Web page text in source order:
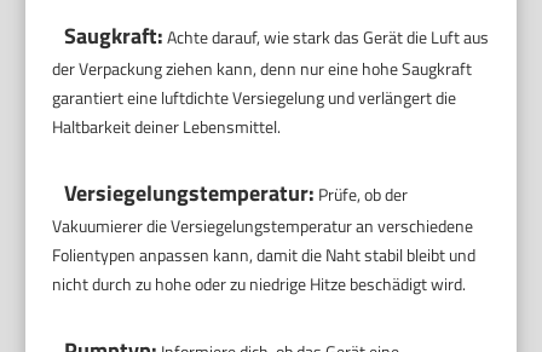
Saugkraft:Achte darauf, wie stark das Gerät die Luft aus
der Verpackung ziehen kann, denn nur eine hohe Saugkraft
garantiert eine luftdichte Versiegelung und verlängert die
Haltbarkeit deiner Lebensmittel.
Versiegelungstemperatur: Prüfe, ob der
Vakuumierer die Versiegelungstemperatur an verschiedene
Folientypen anpassen kann, damit die Naht stabil bleibt und
nicht durch zu hohe oder zu niedrige Hitze beschädigt wird.